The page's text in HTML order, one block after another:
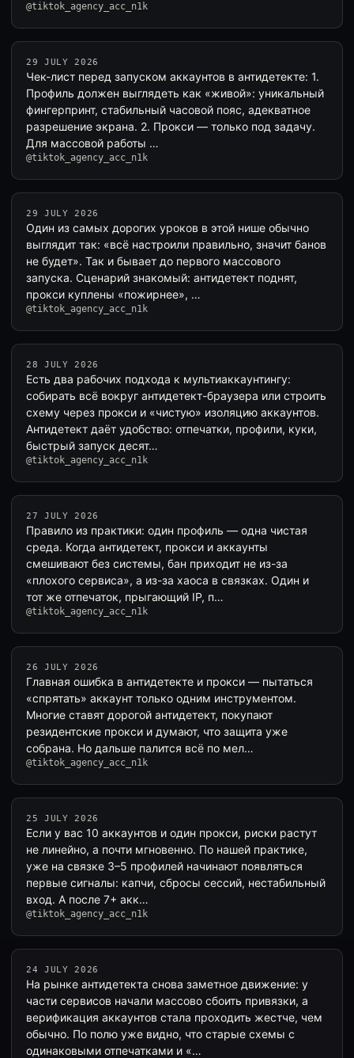
@tiktok_agency_acc_n1k
29 JULY 2026
Чек-лист перед запуском аккаунтов в антидетекте: 1.
Профиль должен выглядеть как «живой»: уникальный
фингерпринт, стабильный часовой пояс, адекватное
разрешение экрана. 2. Прокси — только под задачу.
Для массовой работы …
@tiktok_agency_acc_n1k
29 JULY 2026
Один из самых дорогих уроков в этой нише обычно
выглядит так: «всё настроили правильно, значит банов
не будет». Так и бывает до первого массового
запуска. Сценарий знакомый: антидетект поднят,
прокси куплены «пожирнее», …
@tiktok_agency_acc_n1k
28 JULY 2026
Есть два рабочих подхода к мультиаккаунтингу:
собирать всё вокруг антидетект-браузера или строить
схему через прокси и «чистую» изоляцию аккаунтов.
Антидетект даёт удобство: отпечатки, профили, куки,
быстрый запуск десят…
@tiktok_agency_acc_n1k
27 JULY 2026
Правило из практики: один профиль — одна чистая
среда. Когда антидетект, прокси и аккаунты
смешивают без системы, бан приходит не из-за
«плохого сервиса», а из-за хаоса в связках. Один и
тот же отпечаток, прыгающий IP, п…
@tiktok_agency_acc_n1k
26 JULY 2026
Главная ошибка в антидетекте и прокси — пытаться
«спрятать» аккаунт только одним инструментом.
Многие ставят дорогой антидетект, покупают
резидентские прокси и думают, что защита уже
собрана. Но дальше палится всё по мел…
@tiktok_agency_acc_n1k
25 JULY 2026
Если у вас 10 аккаунтов и один прокси, риски растут
не линейно, а почти мгновенно. По нашей практике,
уже на связке 3–5 профилей начинают появляться
первые сигналы: капчи, сбросы сессий, нестабильный
вход. А после 7+ акк…
@tiktok_agency_acc_n1k
24 JULY 2026
На рынке антидетекта снова заметное движение: у
части сервисов начали массово сбоить привязки, а
верификация аккаунтов стала проходить жестче, чем
обычно. По полю уже видно, что старые схемы с
одинаковыми отпечатками и «…